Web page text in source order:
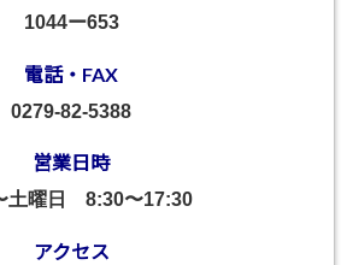
1044ー653
電話・FAX
0279-82-5388
営業日時
土曜日 8:30〜17:30
アクセス